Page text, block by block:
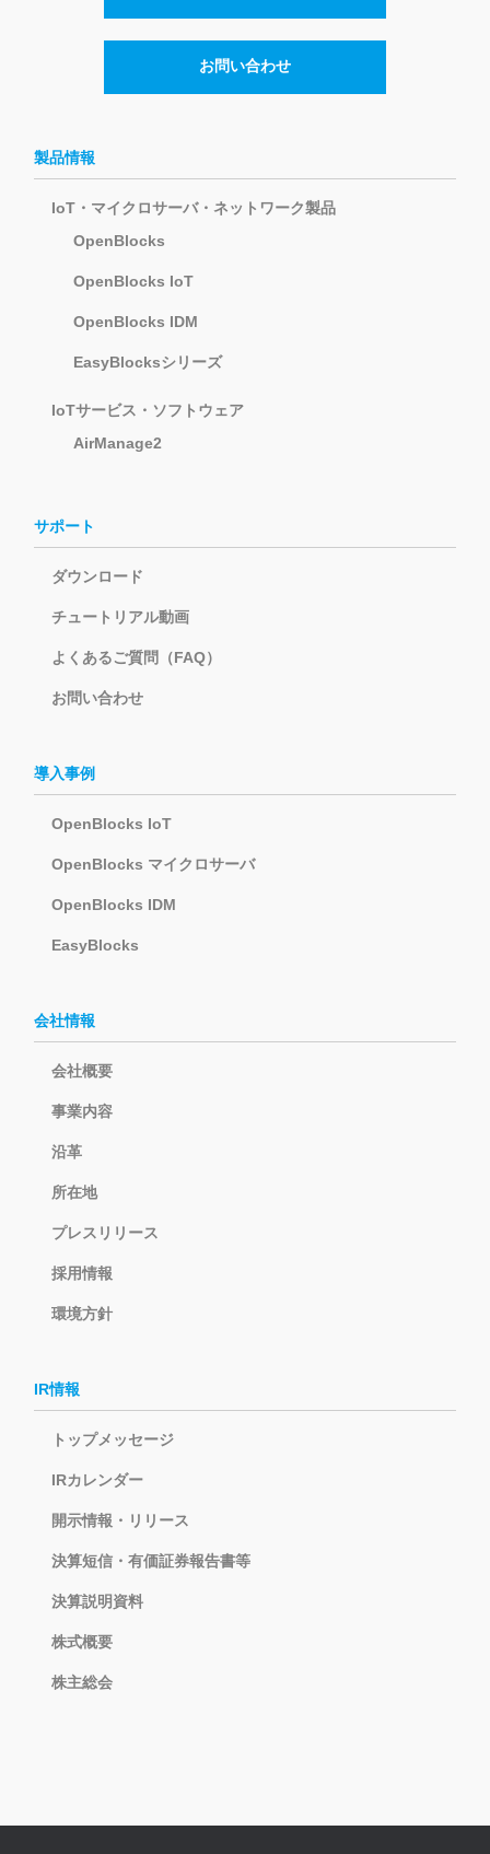
お問い合わせ
製品情報
IoT・マイクロサーバ・ネットワーク製品
OpenBlocks
OpenBlocks IoT
OpenBlocks IDM
EasyBlocksシリーズ
IoTサービス・ソフトウェア
AirManage2
サポート
ダウンロード
チュートリアル動画
よくあるご質問（FAQ）
お問い合わせ
導入事例
OpenBlocks IoT
OpenBlocks マイクロサーバ
OpenBlocks IDM
EasyBlocks
会社情報
会社概要
事業内容
沿革
所在地
プレスリリース
採用情報
環境方針
IR情報
トップメッセージ
IRカレンダー
開示情報・リリース
決算短信・有価証券報告書等
決算説明資料
株式概要
株主総会